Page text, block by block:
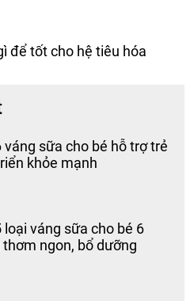
để tốt cho hệ tiêu hóa
váng sữa cho bé hỗ trợ trẻ
khỏe mạnh
loại váng sữa cho bé 6
ngon, bổ dưỡng